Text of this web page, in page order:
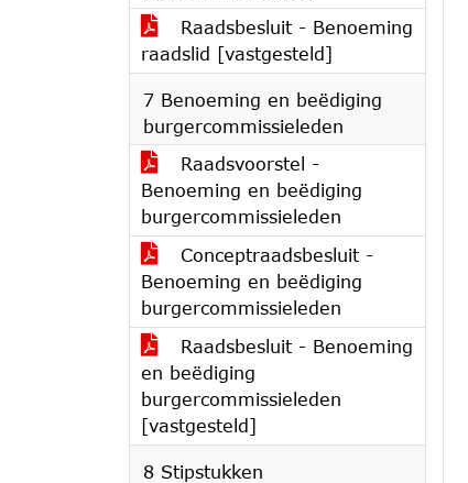
Raadsbesluit - Benoeming
raadslid [vastgesteld]
7 Benoeming en beëdiging
burgercommissieleden
Raadsvoorstel -
Benoeming en beëdiging
burgercommissieleden
Conceptraadsbesluit -
Benoeming en beëdiging
burgercommissieleden
Raadsbesluit - Benoeming
en beëdiging
burgercommissieleden
[vastgesteld]
8 Stipstukken